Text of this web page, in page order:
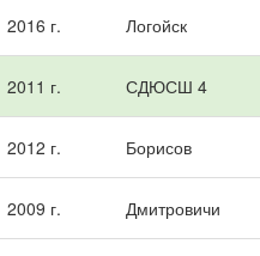
2016 г. Логойск
2011 г. СДЮСШ 4
2012 г. Борисов
2009 г. Дмитровичи